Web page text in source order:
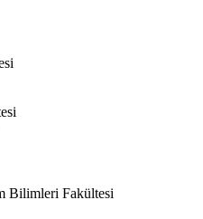
Bilimleri Fakültesi